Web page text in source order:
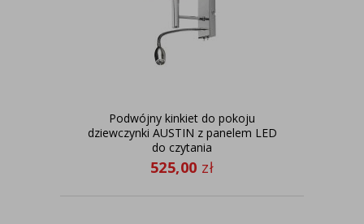
Podwójny kinkiet do pokoju
dziewczynki AUSTIN z panelem LED
do czytania
525,00 zł